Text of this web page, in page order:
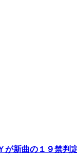
が新曲の１９禁判